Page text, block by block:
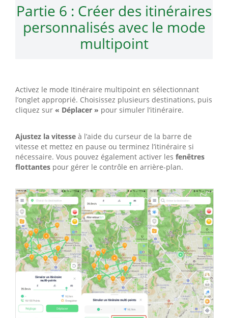
Partie 6 : Créer des itinéraires
personnalisés avec le mode
multipoint
Activez le mode Itinéraire multipoint en sélectionnant
l’onglet approprié. Choisissez plusieurs destinations, puis
cliquez sur « Déplacer » pour simuler l’itinéraire.
Ajustez la vitesse à l’aide du curseur de la barre de
vitesse et mettez en pause ou terminez l’itinéraire si
nécessaire. Vous pouvez également activer les fenêtres
flottantes pour gérer le contrôle en arrière-plan.